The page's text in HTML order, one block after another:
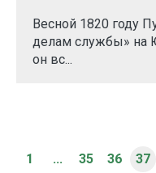
Весной 1820 году
делам службы» на
он вс...
1 ... 35 36 37